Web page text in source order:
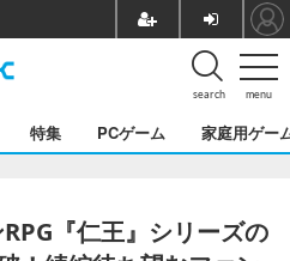
menu
search
特集 PCゲーム 家庭用ゲー
『仁王』シリーズの